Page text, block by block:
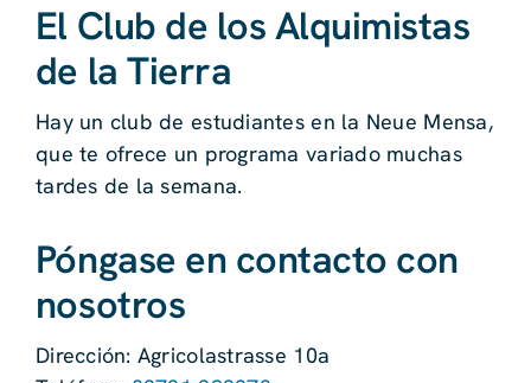
El Club de los Alquimistas
de la Tierra
Hay un club de estudiantes en la Neue Mensa,
que te ofrece un programa variado muchas
tardes de la semana.
Póngase en contacto con
nosotros
Dirección: Agricolastrasse 10a